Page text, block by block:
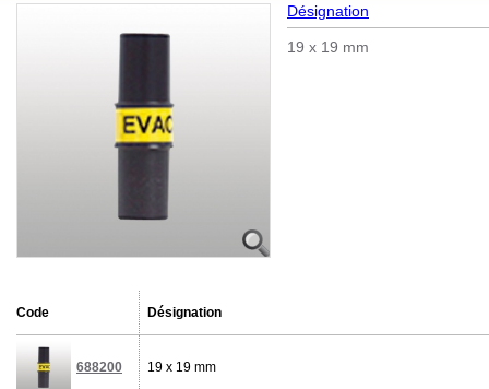
Désignation
19 x 19 mm
Code Désignation
688200 19 x 19 mm